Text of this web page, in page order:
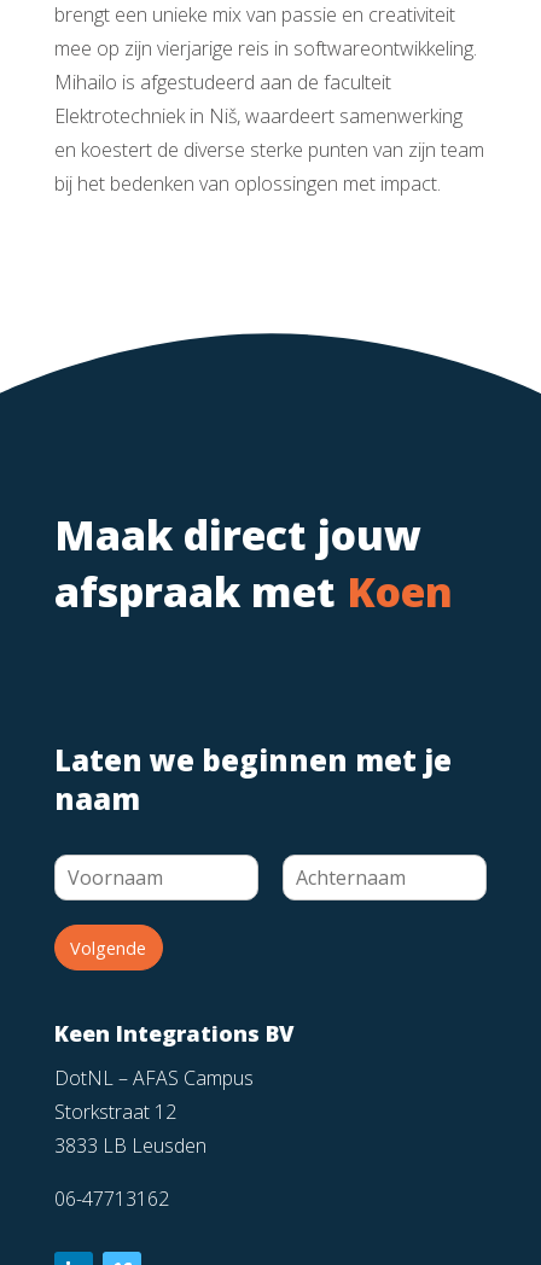
brengt een unieke mix van passie en creativiteit
mee op zijn vierjarige reis in softwareontwikkeling.
Mihailo is afgestudeerd aan de faculteit
Elektrotechniek in Niš,waardeert samenwerking
en koestert de diverse sterke punten van zijn team
bij het bedenken van oplossingen met impact.
Maak direct jouw
afspraak met Koen
Laten we beginnen met je
naam
Volgende
Keen Integrations BV
DotNL – AFAS Campus
Storkstraat 12
3833 LB Leusden
06-47713162